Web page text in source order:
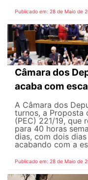
Publicado em: 28 de Maio de
Câmara dos
acaba com
A Câmara dos
turnos, a Proposta
(PEC) 221/19, que
para 40 horas
dias, com dois
acabando com a
Publicado em: 28 de Maio de